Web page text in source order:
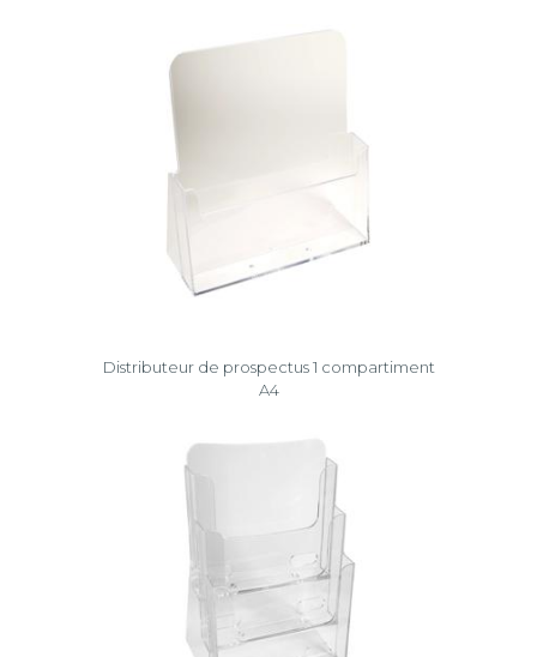
Distributeur de prospectus 1 compartiment
A4